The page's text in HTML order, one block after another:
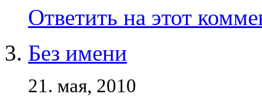
Ответить на этот
Без имени
21. мая, 2010